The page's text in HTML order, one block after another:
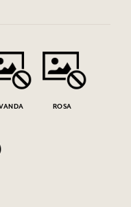
ROSA